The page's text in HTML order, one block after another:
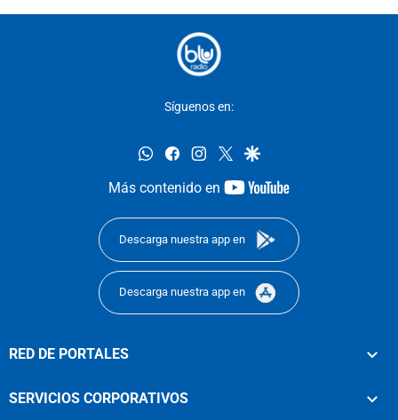
Síguenos en:
whatsappfacebookinstagram
twittergoogle
Más contenido en
youtube-
Descarga nuestra app en
Descarga nuestra app en
RED DE PORTALES
SERVICIOS CORPORATIVOS